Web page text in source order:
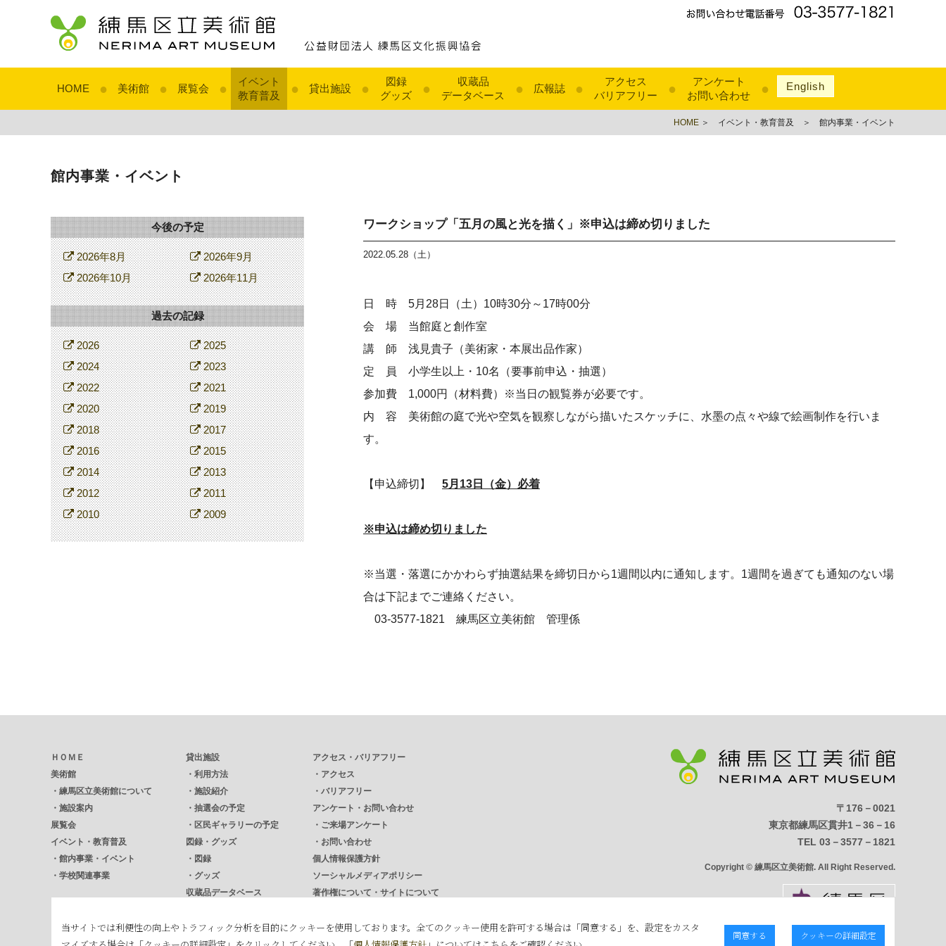
HOME ● 美術館 ● 展覧会 ●
イベント
教育普及
● 貸出施設 ●
図録
グッズ
●
収蔵品
データベース
● 広報誌 ●
アクセス
バリアフリー
●
アンケート
お問い合わせ
● English
HOME ＞ イベント・教育普及 ＞ 館内事業・イベント
館内事業・イベント
今後の予定
2026年8月
2026年9月
2026年10月
2026年11月
過去の記録
2026
2025
2024
2023
2022
2021
2020
2019
2018
2017
2016
2015
2014
2013
2012
2011
2010
2009
ワークショップ「五月の風と光を描く」※申込は締め切りました
2022.05.28（土）
日 時 5月28日（土）10時30分～17時00分
会 場 当館庭と創作室
講 師 浅見貴子（美術家・本展出品作家）
定 員 小学生以上・10名（要事前申込・抽選）
参加費 1,000円（材料費）※当日の観覧券が必要です。
内 容 美術館の庭で光や空気を観察しながら描いたスケッチに、水墨の点々や線で絵画制作を行いま
す。
【申込締切】 5月13日（金）必着
※申込は締め切りました
※当選・落選にかかわらず抽選結果を締切日から1週間以内に通知します。1週間を過ぎても通知のない場
合は下記までご連絡ください。
03-3577-1821 練馬区立美術館 管理係
ＨＯＭＥ
美術館
・ 練馬区立美術館について
・ 施設案内
展覧会
イベント・教育普及
・ 館内事業・イベント
・ 学校関連事業
貸出施設
・ 利用方法
・ 施設紹介
・ 抽選会の予定
・ 区民ギャラリーの予定
図録・グッズ
・ 図録
・ グッズ
収蔵品データベース
・美術館ニュース
・NERICUL ねりかる
アクセス・バリアフリー
・ アクセス
・ バリアフリー
アンケート・お問い合わせ
・ ご来場アンケート
・ お問い合わせ
個人情報保護方針
ソーシャルメディアポリシー
著作権について・サイトについて
クッキーの詳細設定
English
〒176－0021
東京都練馬区貫井1－36－16
TEL 03－3577－1821
Copyright © 練馬区立美術館. All Right Reserved.
当サイトでは利便性の向上やトラフィック分析を目的にクッキーを使用しております。全てのクッキー使用を許可する場合は「同意する」を、設定をカスタ
同意する クッキーの詳細設定